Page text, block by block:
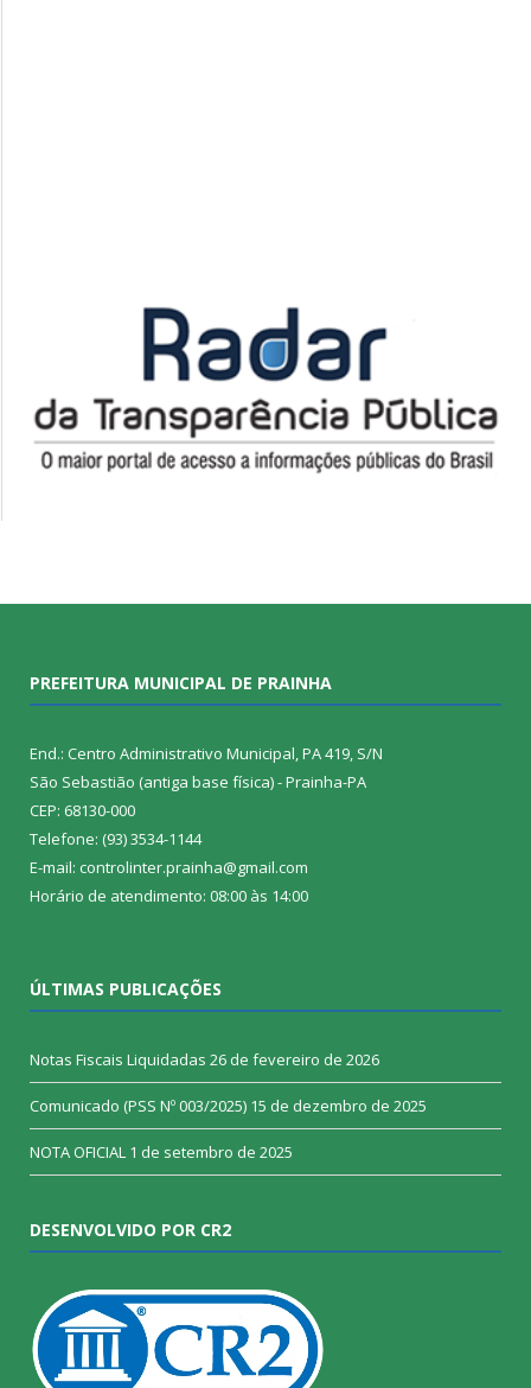
PREFEITURA MUNICIPAL DE PRAINHA
End.: Centro Administrativo Municipal, PA 419, S/N
São Sebastião (antiga base física) - Prainha-PA
CEP: 68130-000
Telefone: (93) 3534-1144
E-mail: controlinter.prainha@gmail.com
Horário de atendimento: 08:00 às 14:00
ÚLTIMAS PUBLICAÇÕES
Notas Fiscais Liquidadas 26 de fevereiro de 2026
Comunicado (PSS Nº 003/2025) 15 de dezembro de 2025
NOTA OFICIAL 1 de setembro de 2025
DESENVOLVIDO POR CR2